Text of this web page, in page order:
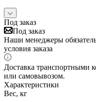
Под заказ
Под заказ
Наши менеджеры
условия заказа
Доставка транспортными
или самовывозом.
Характеристики
Вес, кг